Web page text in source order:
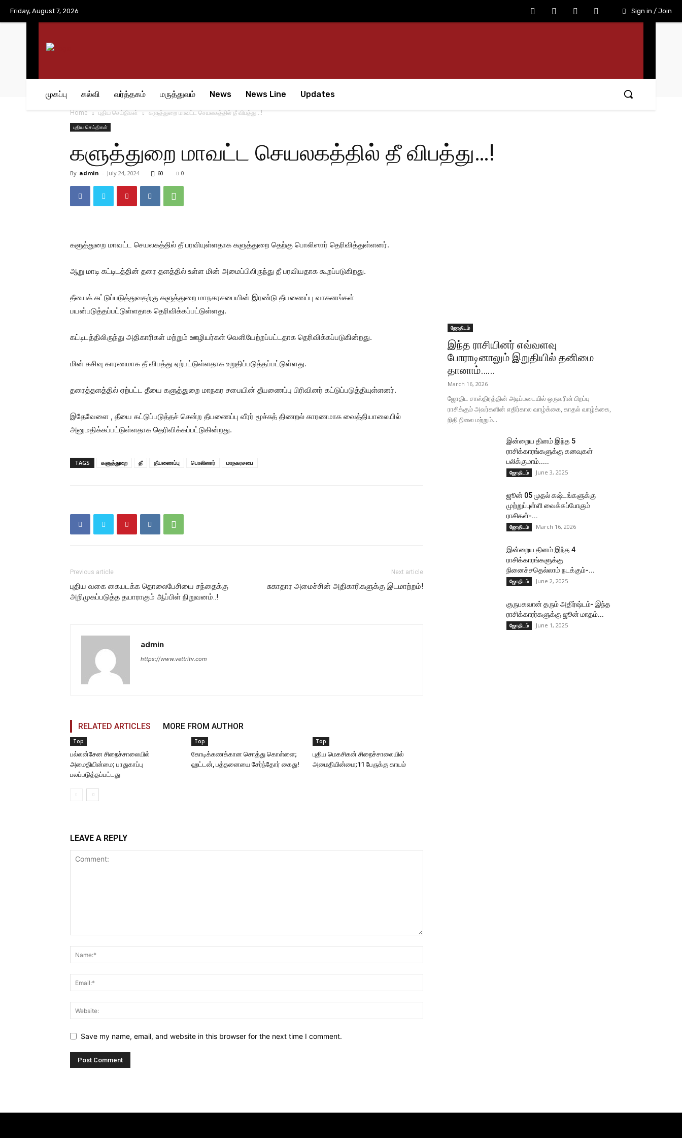
Friday, August 7, 2026 Sign in / Join
முகப்பு கல்வி வர்த்தகம் மருத்துவம் News News Line Updates
Home புதிய செய்திகள் களுத்துறை மாவட்ட செயலகத்தில் தீ விபத்து…!
புதிய செய்திகள்
களுத்துறை மாவட்ட செயலகத்தில் தீ விபத்து…!
By admin - July 24, 2024 60 0
களுத்துறை மாவட்ட செயலகத்தில் தீ பரவியுள்ளதாக களுத்துறை தெற்கு பொலிஸார் தெரிவித்துள்ளனர்.
ஆறு மாடி கட்டிடத்தின் தரை தளத்தில் உள்ள மின் அமைப்பிலிருந்து தீ பரவியதாக கூறப்படுகிறது.
தீயைக் கட்டுப்படுத்துவதற்கு களுத்துறை மாநகரசபையின் இரண்டு தீயணைப்பு வாகனங்கள்
பயன்படுத்தப்பட்டுள்ளதாக தெரிவிக்கப்பட்டுள்ளது.
கட்டிடத்திலிருந்து அதிகாரிகள் மற்றும் ஊழியர்கள் வெளியேற்றப்பட்டதாக தெரிவிக்கப்படுகின்றது.
மின் கசிவு காரணமாக தீ விபத்து ஏற்பட்டுள்ளதாக உறுதிப்படுத்தப்பட்டுள்ளது.
தரைத்தளத்தில் ஏற்பட்ட தீயை களுத்துறை மாநகர சபையின் தீயணைப்பு பிரிவினர் கட்டுப்படுத்தியுள்ளனர்.
இதேவேளை , தீயை கட்டுப்படுத்தச் சென்ற தீயணைப்பு வீரர் மூச்சுத் திணறல் காரணமாக வைத்தியாலையில்
அனுமதிக்கப்பட்டுள்ளதாக தெரிவிக்கப்பட்டுகின்றது.
TAGS களுத்துறை தீ தீயணைப்பு பொலிஸார் மாநகரசபை
Previous article
புதிய வகை கையடக்க தொலைபேசியை சந்தைக்கு
அறிமுகப்படுத்த தயாராகும் ஆப்பிள் நிறுவனம்..!
Next article
சுகாதார அமைச்சின் அதிகாரிகளுக்கு இடமாற்றம்!
admin
https://www.vettritv.com
RELATED ARTICLES MORE FROM AUTHOR
Top
பல்லன்சேன சிறைச்சாலையில்
அமைதியின்மை; பாதுகாப்பு
பலப்படுத்தப்பட்டது
Top
கோடிக்கணக்கான சொத்து கொள்ளை;
ஹட்டன், பத்தனையை சேர்ந்தோர் கைது!
Top
புதிய மெகசிகன் சிறைச்சாலையில்
அமைதியின்மை;11 பேருக்கு காயம்
LEAVE A REPLY
Save my name, email, and website in this browser for the next time I comment.
ஜோதிடம்
இந்த ராசியினர் எவ்வளவு
போராடினாலும் இறுதியில் தனிமை
தானாம்…...
March 16, 2026
ஜோதிட சாஸ்திரத்தின் அடிப்படையில் ஒருவரின் பிறப்பு
ராசிக்கும் அவர்களின் எதிர்கால வாழ்க்கை, காதல் வாழ்க்கை,
நிதி நிலை மற்றும்...
இன்றைய தினம் இந்த 5
ராசிக்காரங்களுக்கு கனவுகள்
பலிக்குமாம்.....
ஜோதிடம் June 3, 2025
ஜூன் 05 முதல் கஷ்டங்களுக்கு
முற்றுப்புள்ளி வைக்கப்போகும்
ராசிகள்-...
ஜோதிடம் March 16, 2026
இன்றைய தினம் இந்த 4
ராசிக்காரங்களுக்கு
நினைச்சதெல்லாம் நடக்கும்-...
ஜோதிடம் June 2, 2025
குருபகவான் தரும் அதிர்ஷ்டம்- இந்த
ராசிக்காரர்களுக்கு ஜூன் மாதம்...
ஜோதிடம் June 1, 2025